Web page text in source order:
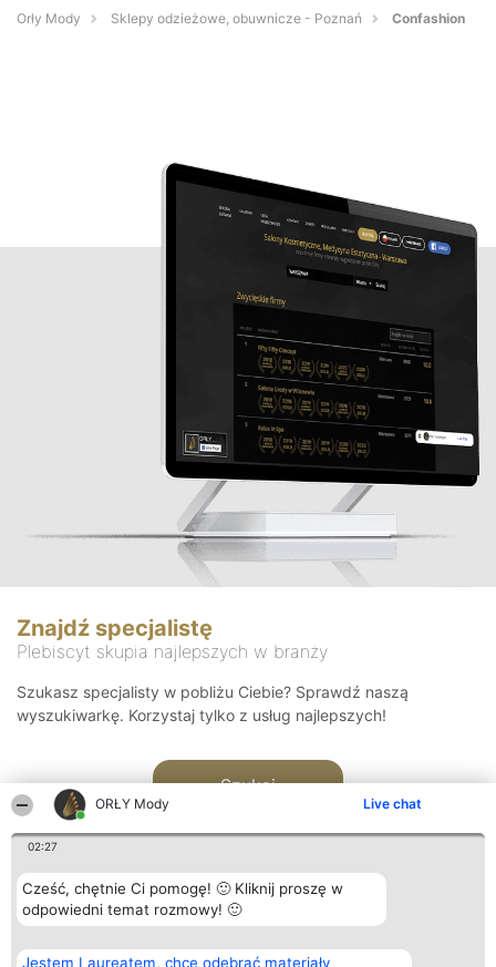
ORŁY Mody Live chat
02:27
Cześć, chętnie Ci pomogę! 🙂 Kliknij proszę w
odpowiedni temat rozmowy! 🙂
Jestem Laureatem, chcę odebrać materiały
Orły Mody Sklepy odzieżowe, obuwnicze - Poznań Confashion
Znajdź specjalistę
Plebiscyt skupia najlepszych w branży
Szukasz specjalisty w pobliżu Ciebie? Sprawdź naszą
wyszukiwarkę. Korzystaj tylko z usług najlepszych!
Szukaj
Organizator plebiscytu
Bright Side Solutions sp. z o.
Plebiscyt
Laureaci
Kontakt
Kontakt